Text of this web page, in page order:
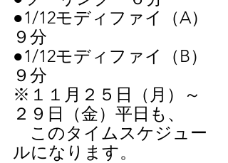
●1/12モディファイ（A）
９分
●1/12モディファイ（B）
９分
※１１月２５日（月）～
２９日（金）平日も、
このタイムスケジュー
ルになります。